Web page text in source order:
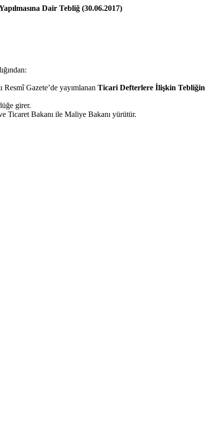
Dair Tebliğ (30.06.2017)
Gazete’de yayımlanan Ticari Defterlere İlişkin Tebliğin
girer.
Ticaret Bakanı ile Maliye Bakanı yürütür.